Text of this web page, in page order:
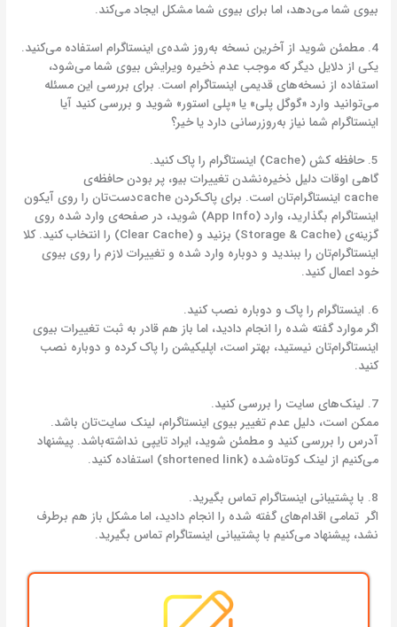
بیوی شما می‌دهد، اما برای بیوی شما مشکل ایجاد می‌کند.
4. مطمئن شوید از آخرین نسخه به‌روز شده‌ی اینستاگرام استفاده می‌کنید.
یکی از دلایل دیگر که موجب عدم ذخیره ویرایش بیوی شما می‌شود،
استفاده از نسخه‌های قدیمی اینستاگرام است. برای بررسی این مسئله
می‌توانید وارد «گوگل پلی» یا «پلی استور» شوید و بررسی کنید آیا
اینستاگرام شما نیاز به‌روزرسانی دارد یا خیر؟
5. حافظه کش (Cache) اینستاگرام را پاک کنید.
گاهی اوقات دلیل ذخیره‌نشدن تغییرات بیو، پر بودن حافظه‌ی
cache اینستاگرام‌تان است. برای پاک‌کردن cacheدست‌تان را روی آیکون
اینستاگرام بگذارید، وارد (App Info) شوید، در صفحه‌ی وارد شده روی
گزینه‌ی (Storage & Cache) بزنید و (Clear Cache) را انتخاب کنید. کلا
اینستاگرام‌تان را ببندید و دوباره وارد شده و تغییرات لازم را روی بیوی
خود اعمال کنید.
6. اینستاگرام را پاک و دوباره نصب کنید.
اگر موارد گفته شده را انجام دادید، اما باز هم قادر به ثبت تغییرات بیوی
اینستاگرام‌تان نیستید، بهتر است، اپلیکیشن را پاک کرده و دوباره نصب
کنید.
7. لینک‌های سایت را بررسی کنید.
ممکن است، دلیل عدم تغییر بیوی اینستاگرام، لینک سایت‌تان باشد.
آدرس را بررسی کنید و مطمئن شوید، ایراد تایپی نداشته‌باشد. پیشنهاد
می‌کنیم از لینک کوتاه‌شده (shortened link) استفاده کنید.
8. با پشتیبانی اینستاگرام تماس بگیرید.
اگر تمامی اقدام‌های گفته شده را انجام دادید، اما مشکل باز هم برطرف
نشد، پیشنهاد می‌کنیم با پشتیبانی اینستاگرام تماس بگیرید.